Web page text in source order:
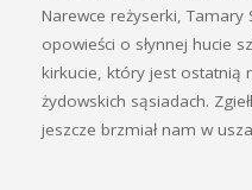
Narewce reżyserki, Tamary
opowieści o słynnej hucie
kirkucie, który jest ostatnią
żydowskich sąsiadach.
jeszcze brzmiał nam w